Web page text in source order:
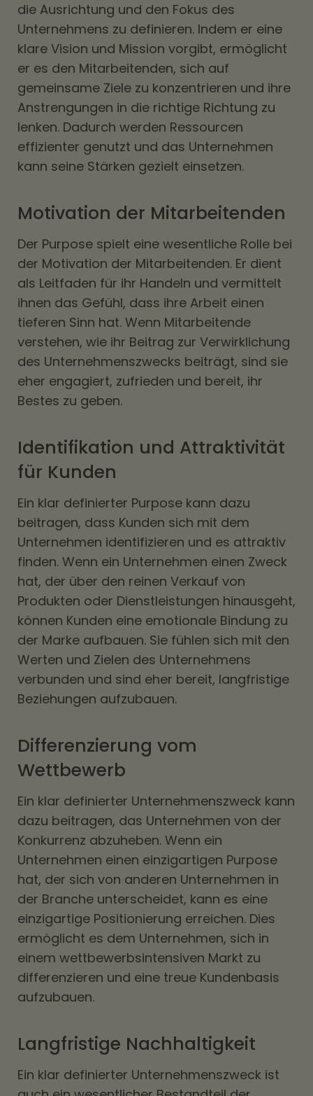
die Ausrichtung und den Fokus des
Unternehmens zu definieren. Indem er eine
klare Vision und Mission vorgibt, ermöglicht
er es den Mitarbeitenden, sich auf
gemeinsame Ziele zu konzentrieren und ihre
Anstrengungen in die richtige Richtung zu
lenken. Dadurch werden Ressourcen
effizienter genutzt und das Unternehmen
kann seine Stärken gezielt einsetzen.
Motivation der Mitarbeitenden
Der Purpose spielt eine wesentliche Rolle bei
der Motivation der Mitarbeitenden. Er dient
als Leitfaden für ihr Handeln und vermittelt
ihnen das Gefühl, dass ihre Arbeit einen
tieferen Sinn hat. Wenn Mitarbeitende
verstehen, wie ihr Beitrag zur Verwirklichung
des Unternehmenszwecks beiträgt, sind sie
eher engagiert, zufrieden und bereit, ihr
Bestes zu geben.
Identifikation und Attraktivität
für Kunden
Ein klar definierter Purpose kann dazu
beitragen, dass Kunden sich mit dem
Unternehmen identifizieren und es attraktiv
finden. Wenn ein Unternehmen einen Zweck
hat, der über den reinen Verkauf von
Produkten oder Dienstleistungen hinausgeht,
können Kunden eine emotionale Bindung zu
der Marke aufbauen. Sie fühlen sich mit den
Werten und Zielen des Unternehmens
verbunden und sind eher bereit, langfristige
Beziehungen aufzubauen.
Differenzierung vom
Wettbewerb
Ein klar definierter Unternehmenszweck kann
dazu beitragen, das Unternehmen von der
Konkurrenz abzuheben. Wenn ein
Unternehmen einen einzigartigen Purpose
hat, der sich von anderen Unternehmen in
der Branche unterscheidet, kann es eine
einzigartige Positionierung erreichen. Dies
ermöglicht es dem Unternehmen, sich in
einem wettbewerbsintensiven Markt zu
differenzieren und eine treue Kundenbasis
aufzubauen.
Langfristige Nachhaltigkeit
Ein klar definierter Unternehmenszweck ist